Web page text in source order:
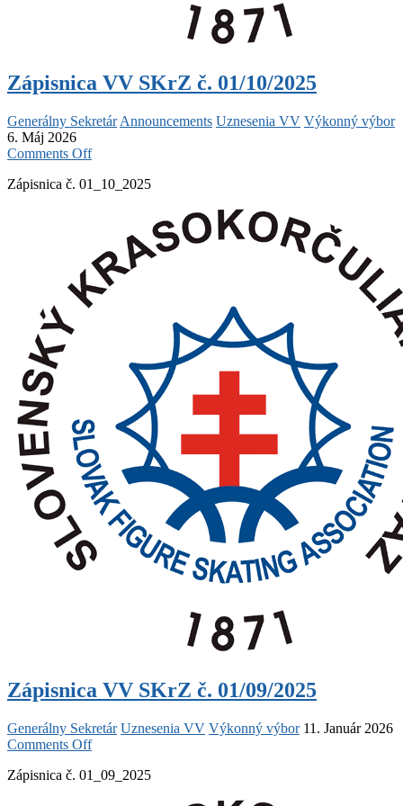
Zápisnica VV SKrZ č. 01/10/2025
Generálny Sekretár Announcements Uznesenia VV Výkonný výbor
6. Máj 2026
Comments Offon
VV
01/10/2025
Zápisnica č. 01_10_2025
Zápisnica VV SKrZ č. 01/09/2025
Generálny Sekretár Uznesenia VV Výkonný výbor 11. Január 2026
Comments Offon
VV
Zápisnica č. 01_09_2025